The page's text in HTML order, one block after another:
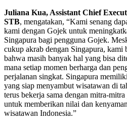
Juliana Kua, Assistant Chief
STB, mengatakan, “Kami senang
kami dengan Gojek untuk
Singapura bagi pengguna Gojek.
cukup akrab dengan Singapura, kami
bahwa masih banyak hal yang bisa
mana setiap momen berharga dan
perjalanan singkat. Singapura
yang siap menyambut wisatawan di
terus bekerja sama dengan mitra-
untuk memberikan nilai dan
wisatawan Indonesia.”